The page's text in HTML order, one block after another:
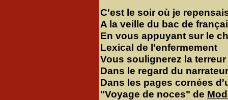
C'est le soir où je
A la veille du bac de
En vous appuyant sur le
Lexical de l'enfermement
Vous soulignerez la terreur
Dans le regard du narrateur
Dans les pages cornées
"Voyage de noces" de